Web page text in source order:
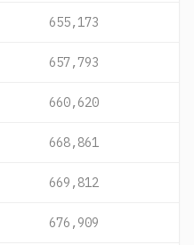
655,173
657,793
660,620
668,861
669,812
676,909